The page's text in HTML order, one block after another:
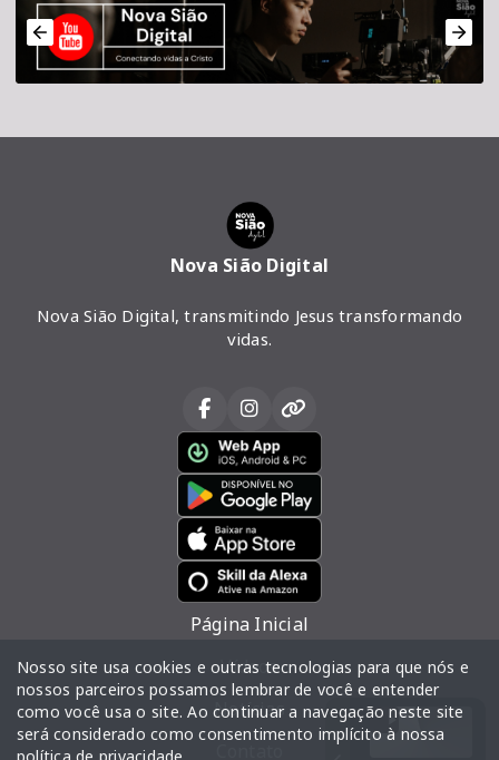
Nova Sião Digital
Nova Sião Digital, transmitindo Jesus transformando
vidas.
Página Inicial
Vídeos
Notícias
Nosso site usa cookies e outras tecnologias para que nós e
nossos parceiros possamos lembrar de você e entender
como você usa o site. Ao continuar a navegação neste site
será considerado como consentimento implícito à nossa